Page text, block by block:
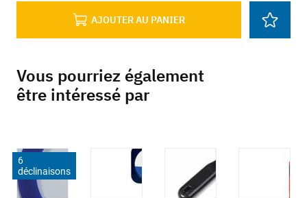
AJOUTER AU PANIER
Vous pourriez également
être intéressé par
6
déclinaisons